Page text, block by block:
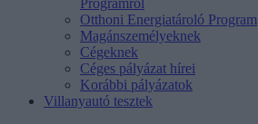
Programról
Otthoni Energiatároló Program
Magánszemélyeknek
Cégeknek
Céges pályázat hírei
Korábbi pályázatok
Villanyautó tesztek